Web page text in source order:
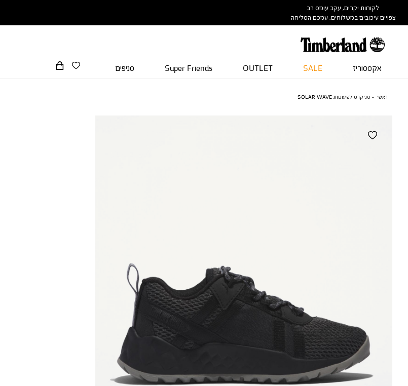
לקוחות יקרים, עקב עומס רב
צפויים עיכובים במשלוחים. עמכם הסליחה
אקססוריז SALE
OUTLET
Super Friends סניפים
ראשי סניקרס לפעוטות SOLAR WAVE